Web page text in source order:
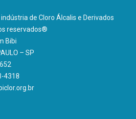
de Cloro Álcalis e Derivados
reservados®
Bibi
– SP
4318